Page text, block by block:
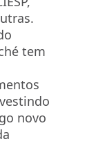
tem
novo